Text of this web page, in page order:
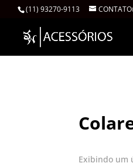
(11) 93270-9113
Exibindo um